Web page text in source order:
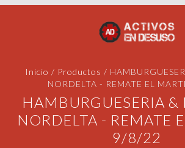
Inicio / Productos /
NORDELTA - REMATE EL
HAMBURGUESERIA &
NORDELTA - REMATE
9/8/22